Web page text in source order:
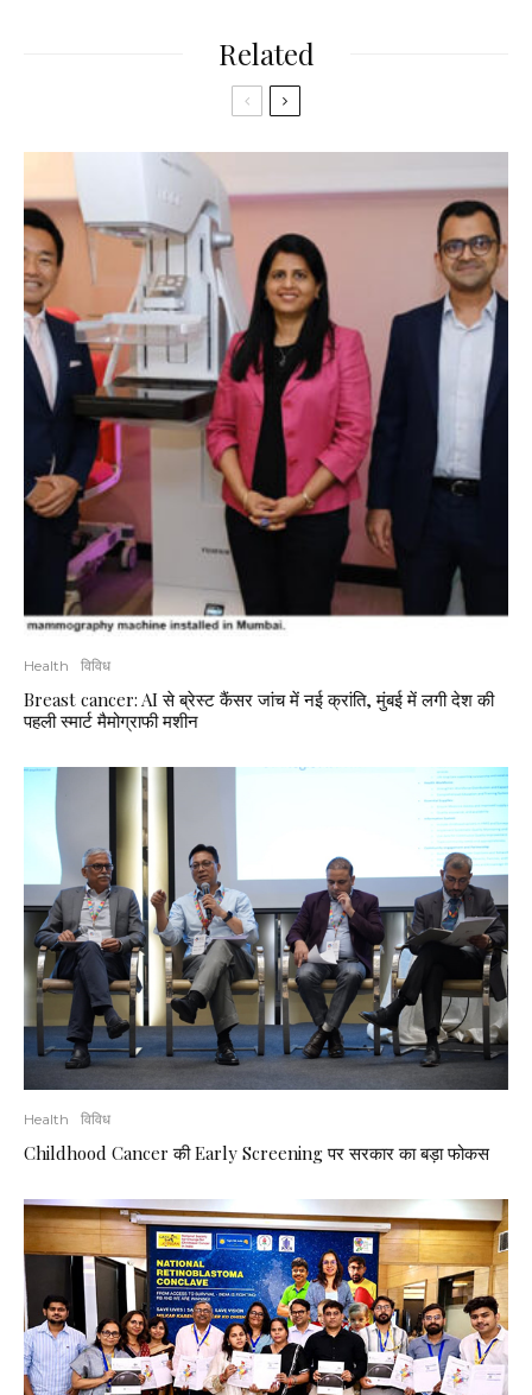
Related
Health विविध
Breast cancer: AI से ब्रेस्ट कैंसर जांच में नई क्रांति, मुंबई में लगी देश की
पहली स्मार्ट मैमोग्राफी मशीन
Health विविध
Childhood Cancer की Early Screening पर सरकार का बड़ा फोकस